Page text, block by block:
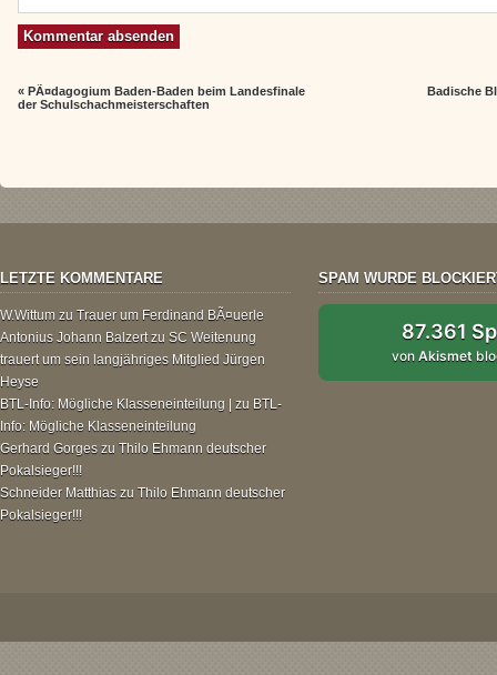
«PÃ¤dagogium Baden-Baden beim Landesfinale
der Schulschachmeisterschaften
Badische
LETZTE KOMMENTARE
W.Wittum zu Trauer um Ferdinand BÃ¤uerle
Antonius Johann Balzertzu SC Weitenung
trauert um sein langjähriges Mitglied Jürgen
Heyse
BTL-Info: Mögliche Klasseneinteilung | zu BTL-
Info: Mögliche Klasseneinteilung
Gerhard Gorges zu Thilo Ehmann deutscher
Pokalsieger!!!
Schneider Matthias zu Thilo Ehmann deutscher
Pokalsieger!!!
SPAM WURDE
87.361
vonAkismet